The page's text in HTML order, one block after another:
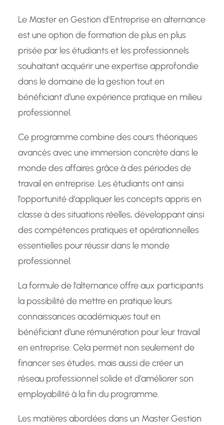
Le Master en Gestion d’Entreprise en alternance
est une option de formation de plus en plus
prisée par les étudiants et les professionnels
souhaitant acquérir une expertise approfondie
dans le domaine de la gestion tout en
bénéficiant d’une expérience pratique en milieu
professionnel.
Ce programme combine des cours théoriques
avancés avec une immersion concrète dans le
monde des affaires grâce à des périodes de
travail en entreprise. Les étudiants ont ainsi
l’opportunité d’appliquer les concepts appris en
classe à des situations réelles, développant ainsi
des compétences pratiques et opérationnelles
essentielles pour réussir dans le monde
professionnel.
La formule de l’alternance offre aux participants
la possibilité de mettre en pratique leurs
connaissances académiques tout en
bénéficiant d’une rémunération pour leur travail
en entreprise. Cela permet non seulement de
financer ses études, mais aussi de créer un
réseau professionnel solide et d’améliorer son
employabilité à la fin du programme.
Les matières abordées dans un Master Gestion